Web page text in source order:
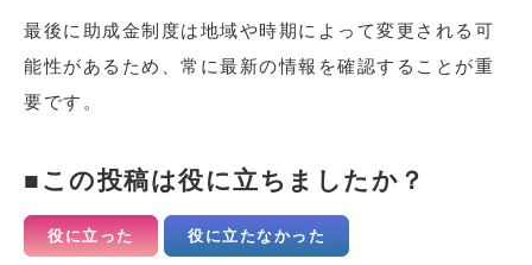
最後に助成金制度は地域や時期によって変更される可
能性があるため、常に最新の情報を確認することが重
要です。
この投稿は役に立ちましたか？
役に立った 役に立たなかった